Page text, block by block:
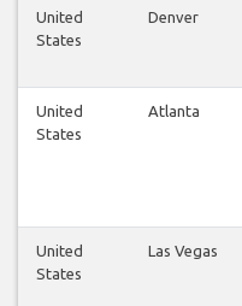
United
States
Denver
United
States
Atlanta
United
States
Las Vegas